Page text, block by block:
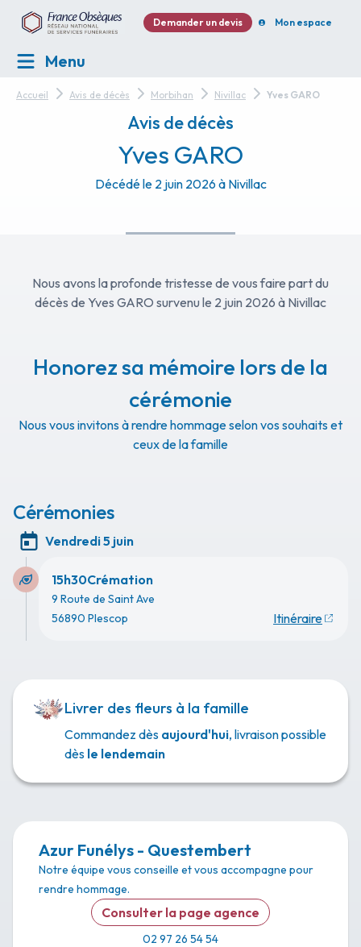
Demander un devis Mon espace
Menu
Accueil Avis de décès Morbihan Nivillac Yves GARO
Avis de décès
Yves GARO
Décédé le 2 juin 2026 à Nivillac
Nous avons la profonde tristesse de vous faire part du
décès de Yves GARO survenu le 2 juin 2026 à Nivillac
Honorez sa mémoire lors de la
cérémonie
Nous vous invitons à rendre hommage selon vos souhaits et
ceux de la famille
Cérémonies
Vendredi 5 juin
15h30Crémation
9 Route de Saint Ave
56890 Plescop
Itinéraire
Livrer des fleurs à la famille
Commandez dès aujourd'hui, livraison possible
dès le lendemain
Azur Funélys - Questembert
Notre équipe vous conseille et vous accompagne pour
rendre hommage.
Consulter la page agence
02 97 26 54 54